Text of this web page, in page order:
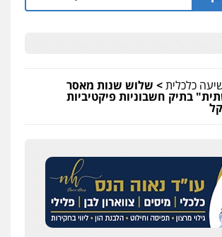
כלכלית> שלוש שנות מאסר
בתיק חשבוניות פיקטיביות